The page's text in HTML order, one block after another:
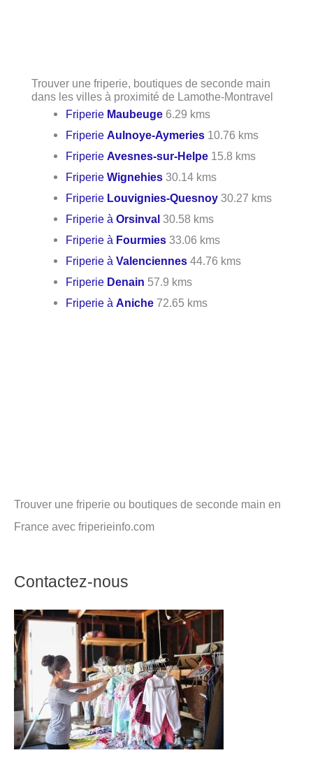
Trouver une friperie, boutiques de seconde main
dans les villes à proximité de Lamothe-Montravel
Friperie Maubeuge 6.29 kms
FriperieAulnoye-Aymeries 10.76 kms
FriperieAvesnes-sur-Helpe 15.8 kms
FriperieWignehies 30.14 kms
Friperie Louvignies-Quesnoy 30.27 kms
Friperie àOrsinval 30.58 kms
Friperie à Fourmies 33.06 kms
Friperie àValenciennes 44.76 kms
Friperie Denain 57.9 kms
Friperie àAniche 72.65 kms
Trouver une friperie ou boutiques de seconde main en
France avec friperieinfo.com
Contactez-nous